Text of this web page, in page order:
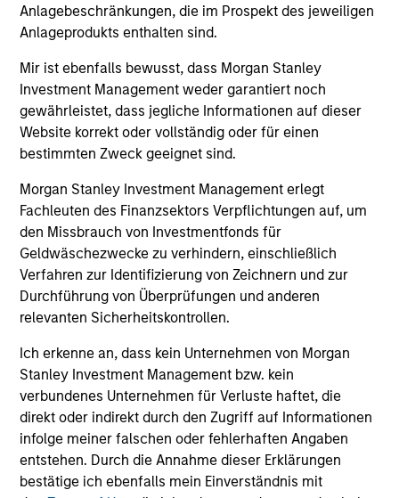
Anlagebeschränkungen, die im Prospekt des jeweiligen
Anlageprodukts enthalten sind.
Mir ist ebenfalls bewusst, dass Morgan Stanley
Investment Management weder garantiert noch
gewährleistet, dass jegliche Informationen auf dieser
Website korrekt oder vollständig oder für einen
bestimmten Zweck geeignet sind.
Morgan Stanley Investment Management erlegt
Fachleuten des Finanzsektors Verpflichtungen auf, um
den Missbrauch von Investmentfonds für
Geldwäschezwecke zu verhindern, einschließlich
Verfahren zur Identifizierung von Zeichnern und zur
Durchführung von Überprüfungen und anderen
relevanten Sicherheitskontrollen.
Ich erkenne an, dass kein Unternehmen von Morgan
Stanley Investment Management bzw. kein
verbundenes Unternehmen für Verluste haftet, die
direkt oder indirekt durch den Zugriff auf Informationen
infolge meiner falschen oder fehlerhaften Angaben
entstehen. Durch die Annahme dieser Erklärungen
bestätige ich ebenfalls mein Einverständnis mit
As of 1/1/2025. Team information may change from time to
time.
This is prepared for sophisticated investors who are capable
of understanding the risks associated with the investments
described herein and may not be appropriate for you. The
information presented represents how the portfolio
management team generally implements its investment
process under normal market conditions.
All information provided has been prepared solely for
information purposes and does not constitute an offer or a
recommendation to buy or sell any particular security or to
herein has not been based on a consideration of any
individual investor circumstances and is not investment
advice, nor should it be construed in any way as tax,
accounting, legal or regulatory advice. To that end, investors
should seek independent legal and financial advice, including
advice as to tax consequences, before making any
investment decision. There is no guarantee that any
investment strategy will work under all market conditions,